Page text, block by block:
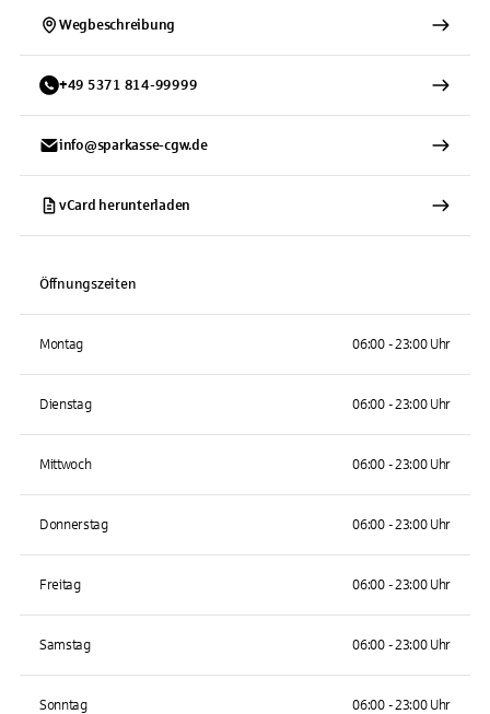
Wegbeschreibung
+49 5371 814-99999
info@sparkasse-cgw.de
vCard herunterladen
Öffnungszeiten
Montag 06:00 - 23:00 Uhr
Dienstag 06:00 - 23:00 Uhr
Mittwoch 06:00 - 23:00 Uhr
Donnerstag 06:00 - 23:00 Uhr
Freitag 06:00 - 23:00 Uhr
Samstag 06:00 - 23:00 Uhr
Sonntag 06:00 - 23:00 Uhr